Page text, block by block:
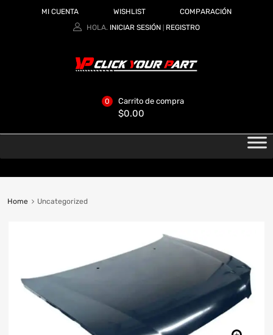
MI CUENTA WISHLIST
COMPARACIÓN
HOLA. INICIAR SESIÓN REGISTRO
Carrito de compra
$0.00
0
Home Uncategorized